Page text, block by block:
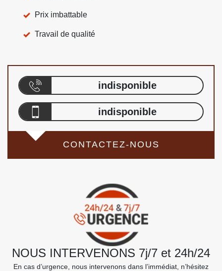
Prix imbattable
Travail de qualité
indisponible
indisponible
CONTACTEZ-NOUS
NOUS INTERVENONS 7j/7 et 24h/24
En cas d’urgence, nous intervenons dans l’immédiat, n’hésitez